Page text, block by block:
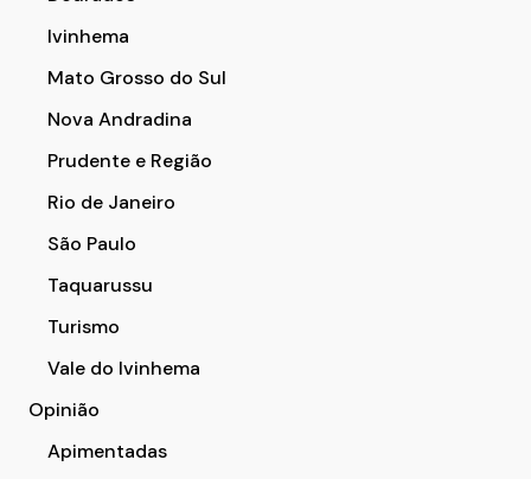
Ivinhema
Mato Grosso do Sul
Nova Andradina
Prudente e Região
Rio de Janeiro
São Paulo
Taquarussu
Turismo
Vale do Ivinhema
Opinião
Apimentadas